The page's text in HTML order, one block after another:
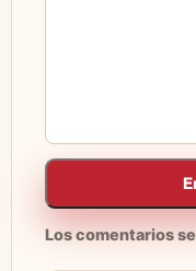
Los comentarios